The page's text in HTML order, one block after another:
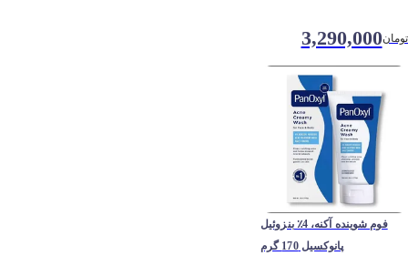
3,290,000تومان
فوم شوینده آکنه، 4٪ بنزوئیل
پانوکسیل 170 گرم